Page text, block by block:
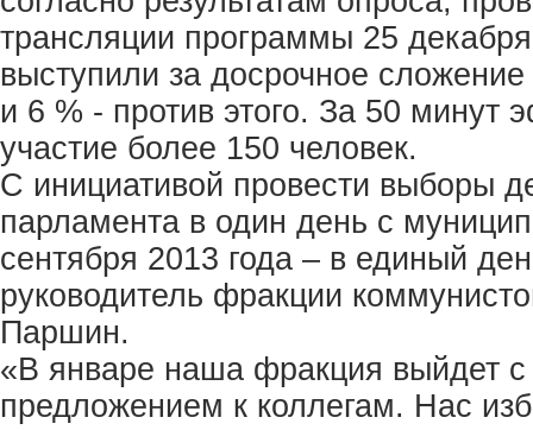
трансляции программы 25
выступили за досрочное
и 6 % - против этого. За 50 минут
участие более 150 человек.
С инициативой провести выборы
парламента в один день с
сентября 2013 года – в единый
руководитель фракции
Паршин.
«В январе наша фракция выйдет с
предложением к коллегам. Нас